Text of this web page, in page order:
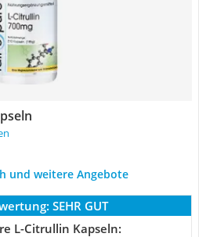
und weitere Angebote
SEHR GUT
L-Citrullin Kapseln: